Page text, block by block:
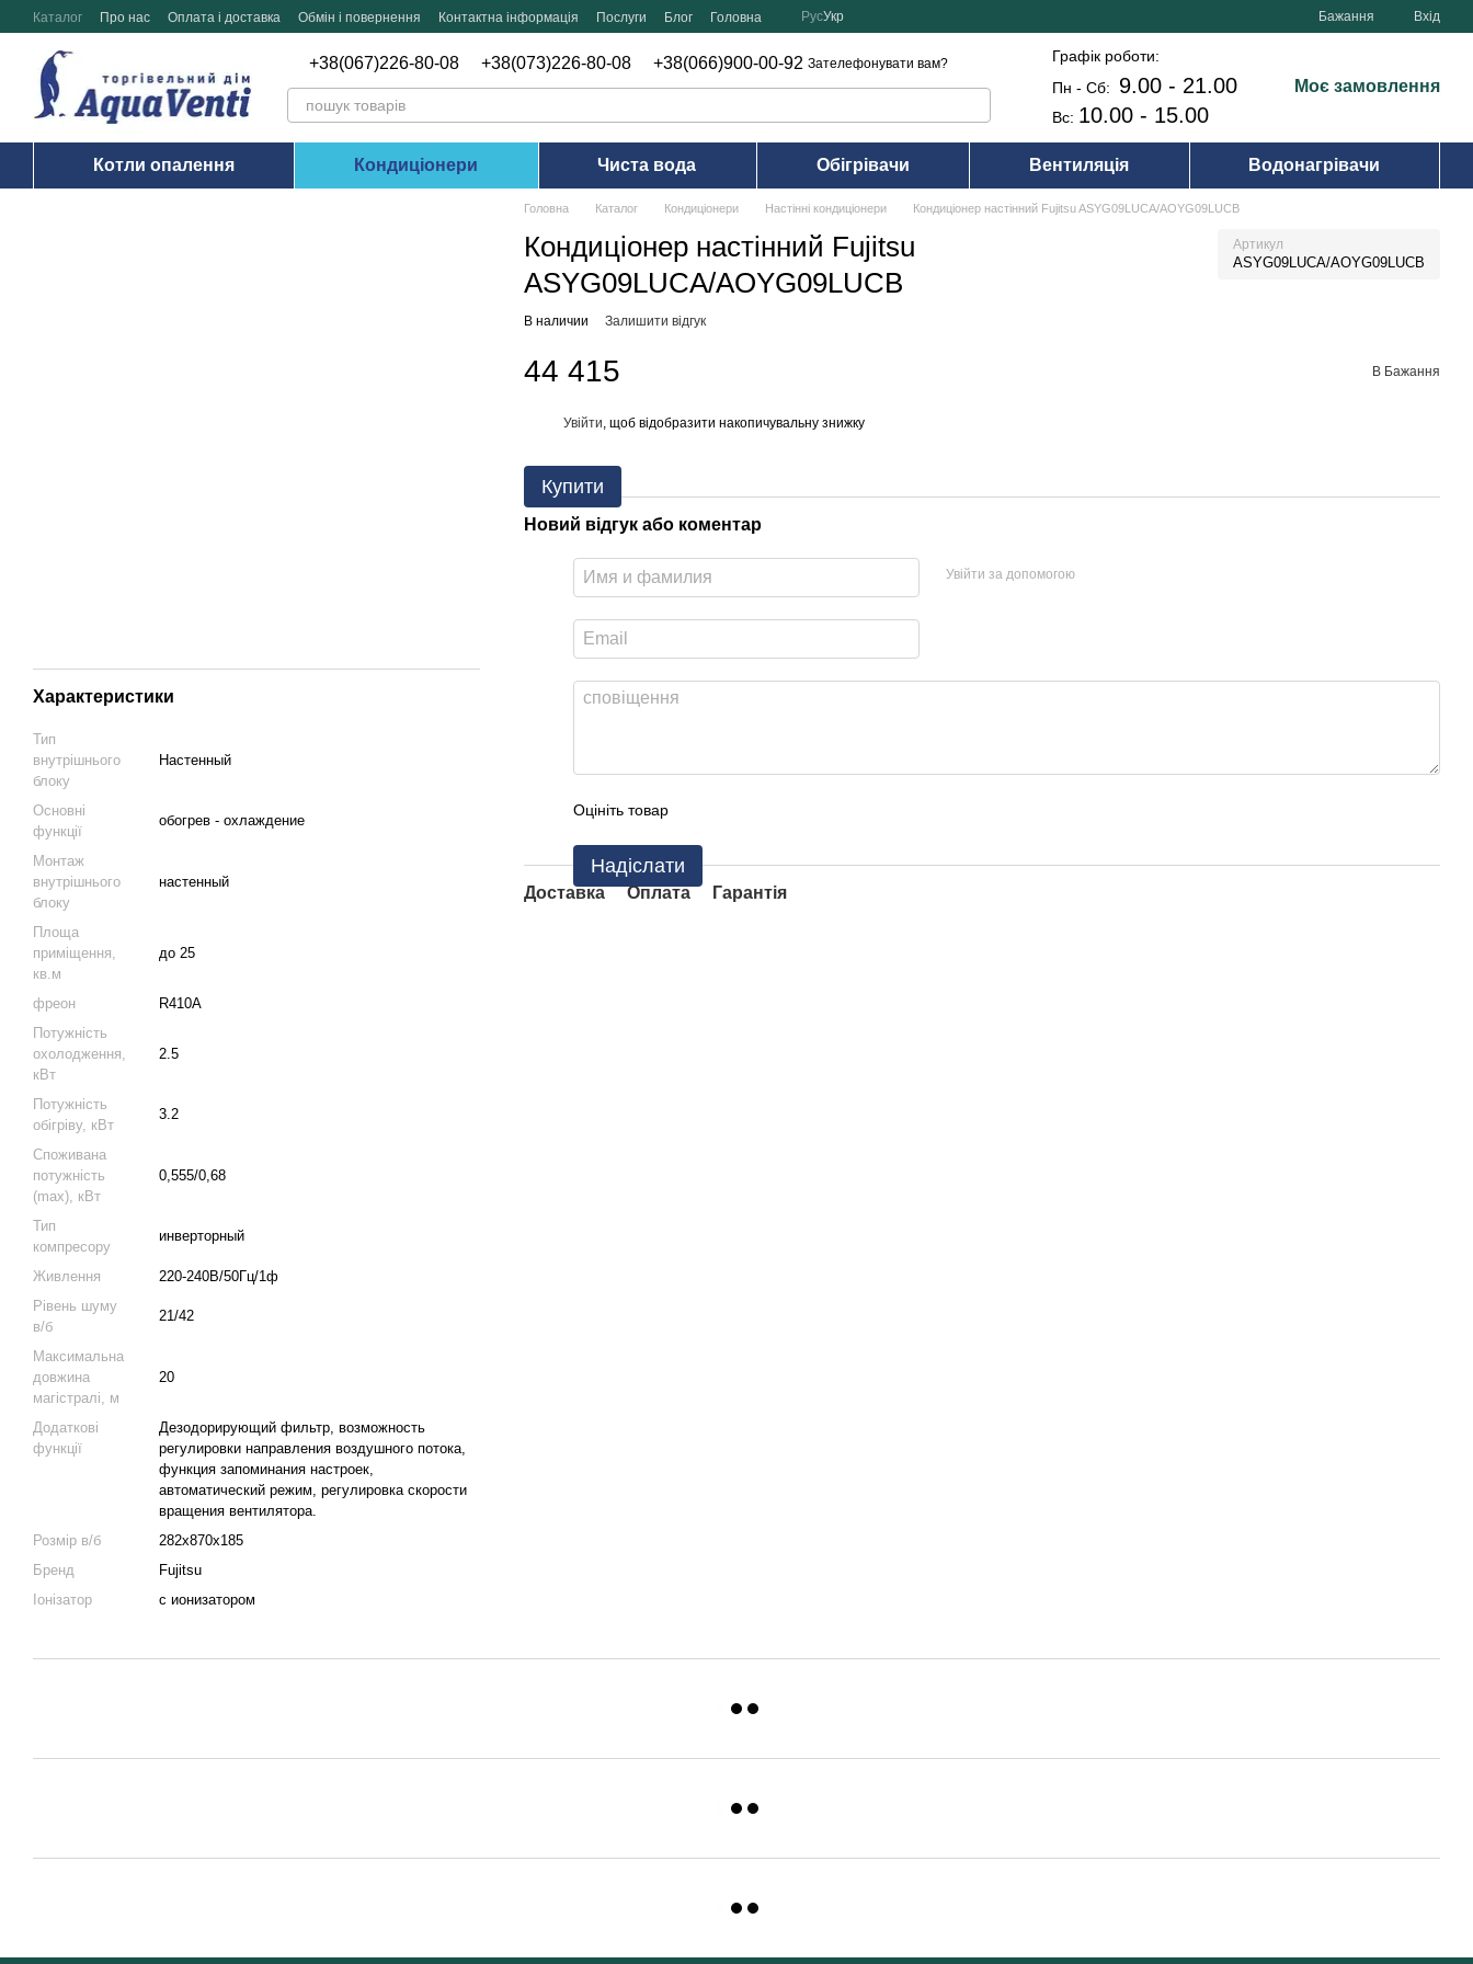
Перейти до основного контенту
Каталог Про нас Оплата і доставка Обмін і повернення Контактна інформація Послуги Блог Головна РусУкр Бажання Вхід
+38(067)226-80-08 +38(073)226-80-08 +38(066)900-00-92 Зателефонувати вам?
Графік роботи:
Пн - Сб: 9.00 - 21.00
Вс: 10.00 - 15.00
Моє замовлення
Котли опалення Кондиціонери Чиста вода Обігрівачи Вентиляція Водонагрівачи
Характеристики
Тип
внутрішнього
блоку
Настенный
Основні
функції
обогрев - охлаждение
Монтаж
внутрішнього
блоку
настенный
Площа
приміщення,
кв.м
до 25
фреон
R410A
Потужність
охолодження,
кВт
2.5
Потужність
обігріву, кВт
3.2
Споживана
потужність
(max), кВт
0,555/0,68
Тип
компресору
инверторный
Живлення
220-240В/50Гц/1ф
Рівень шуму
в/б
21/42
Максимальна
довжина
магістралі, м
20
Додаткові
функції
Дезодорирующий фильтр, возможность
регулировки направления воздушного потока,
функция запоминания настроек,
автоматический режим, регулировка скорости
вращения вентилятора.
Розмір в/б
282х870х185
Бренд
Fujitsu
Іонізатор
с ионизатором
Головна Каталог Кондиціонери Настінні кондиціонери Кондиціонер настінний Fujitsu ASYG09LUCA/AOYG09LUCB
Кондиціонер настінний Fujitsu
ASYG09LUCA/AOYG09LUCB
Артикул
ASYG09LUCA/AOYG09LUCB
В наличии Залишити відгук
44 415 В Бажання
Увійти , щоб відобразити накопичувальну знижку
Купити
Новий відгук або коментар
Увійти за допомогою
Оцініть товар
Надіслати
Доставка Оплата Гарантія